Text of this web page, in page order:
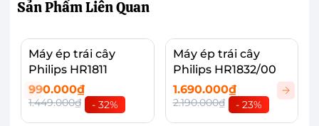
ép trái câyđược nhà sản xuất tranh bị thêm chế
lên trên là nước sẽ không bị chảy xuống bàn.
Sản PhẩmLiên Quan
Máy ép trái cây
Philips HR1811
990.000₫
1.449.000₫ - 32%
Máy ép trái cây
Philips HR1832/00
1.690.000₫
2.190.000₫ - 23%